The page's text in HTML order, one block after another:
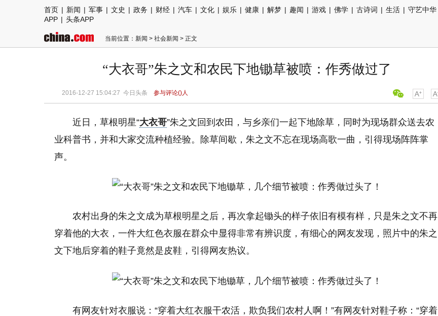
首页 | 新闻 | 军事 | 文史 | 政务 | 财经 | 汽车 | 文化 | 娱乐 | 健康 | 解梦 | 趣闻 | 游戏 | 佛学 | 古诗词 | 生活 | 守艺中华
APP | 头条APP
当前位置： 新闻 > 社会新闻 > 正文
“大衣哥”朱之文和农民下地锄草被喷：作秀做过了
2016-12-27 15:04:27 今日头条 参与评论()人
近日，草根明星“大衣哥”朱之文回到农田，与乡亲们一起下地除草，同时为现场群众送去农
业科普书，并和大家交流种植经验。除草间歇，朱之文不忘在现场高歌一曲，引得现场阵阵掌
声。
农村出身的朱之文成为草根明星之后，再次拿起锄头的样子依旧有模有样，只是朱之文不再
穿着他的大衣，一件大红色衣服在群众中显得非常有辨识度，有细心的网友发现，照片中的朱之
文下地后穿着的鞋子竟然是皮鞋，引得网友热议。
有网友针对衣服说：“穿着大红衣服干农活，欺负我们农村人啊！”有网友针对鞋子称：“穿着